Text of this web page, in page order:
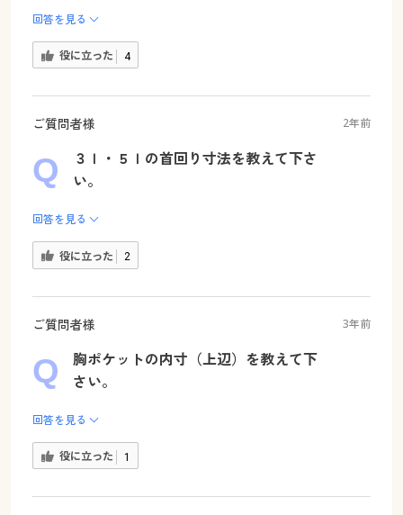
回答を見る
役に立った 4
ご質問者様 2年前
３ｌ・５ｌの首回り寸法を教えて下さ
い。
回答を見る
役に立った 2
ご質問者様 3年前
胸ポケットの内寸（上辺）を教えて下
さい。
回答を見る
役に立った 1